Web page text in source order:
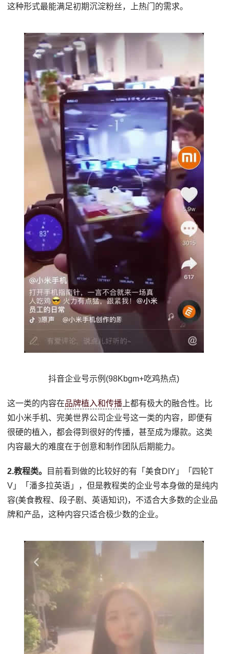
这种形式最能满足初期沉淀粉丝，上热门的需求。
抖音企业号示例(98Kbgm+吃鸡热点)
这一类的内容在品牌植入和传播 上都有极大的融合性。比
如小米手机、完美世界公司企业号这一类的内容，即便有
很硬的植入，都会得到很好的传播，甚至成为爆款。这类
内容最大的难度在于创意和制作团队后期能力。
2.教程类。
目前看到做的比较好的有「美食DIY」「四轮T
V」「潘多拉英语」，但是教程类的企业号本身做的是纯内
容(美食教程、段子剧、英语知识)，不适合大多数的企业品
牌和产品，这种内容只适合极少数的企业。